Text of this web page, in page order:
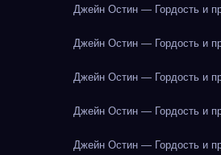
Джейн Остин — Гордость и
Джейн Остин — Гордость и
Джейн Остин — Гордость и
Джейн Остин — Гордость и
Джейн Остин — Гордость и